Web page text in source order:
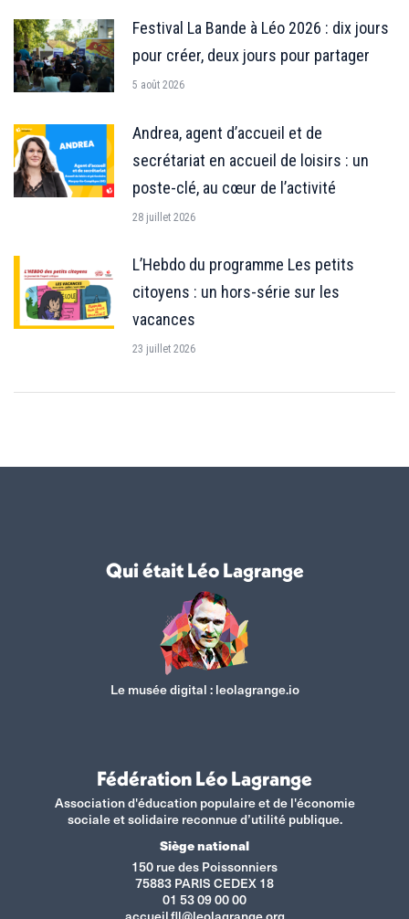
Festival La Bande à Léo 2026 : dix jours
pour créer, deux jours pour partager
5 août 2026
Andrea, agent d’accueil et de
secrétariat en accueil de loisirs : un
poste-clé, au cœur de l’activité
28 juillet 2026
L’Hebdo du programme Les petits
citoyens : un hors-série sur les
vacances
23 juillet 2026
Qui était Léo Lagrange
Le musée digital :leolagrange.io
Fédération Léo Lagrange
Association d'éducation populaire et de l'économie
sociale et solidaire reconnue d’utilité publique.
Siège national
150 rue des Poissonniers
75883 PARIS CEDEX 18
01 53 09 00 00